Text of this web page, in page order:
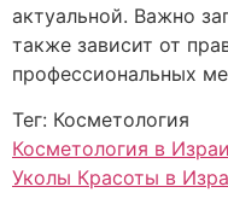
актуальной. Важно
также зависит от
профессиональных
Тег: Косметология
Косметология в
Уколы Красоты в